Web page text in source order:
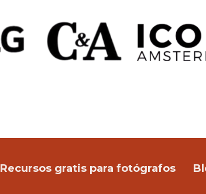
Recursos gratis para fotógrafos